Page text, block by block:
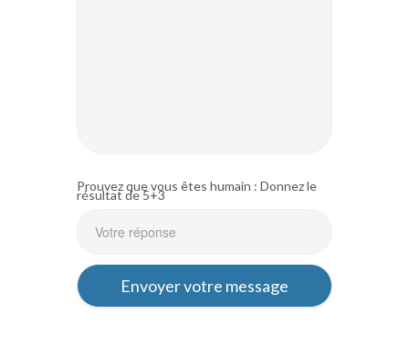
Prouvez que vous êtes humain : Donnez le
résultat de 5+3